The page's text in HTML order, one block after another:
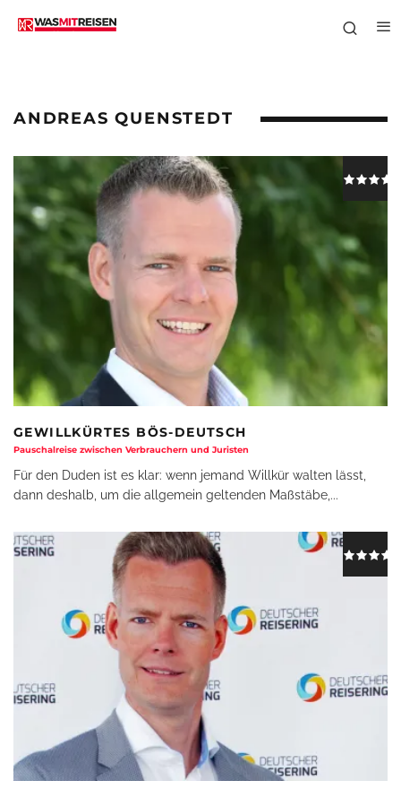
ANDREAS QUENSTEDT
GEWILLKÜRTES BÖS-DEUTSCH
Pauschalreise zwischen Verbrauchern und Juristen
Für den Duden ist es klar: wenn jemand Willkür walten lässt,
dann deshalb, um die allgemein geltenden Maßstäbe, ...